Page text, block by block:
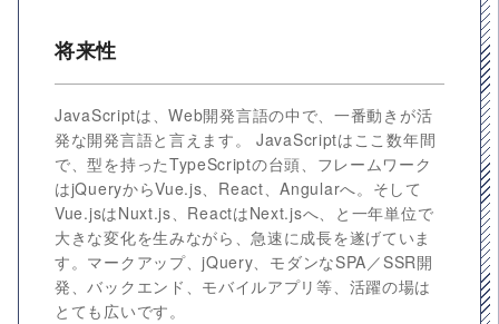
将来性
JavaScriptは、Web開発言語の中で、一番動きが活
発な開発言語と言えます。 JavaScriptはここ数年間
で、型を持ったTypeScriptの台頭、フレームワーク
はjQueryからVue.js、React、Angularへ。そして
Vue.jsはNuxt.js、ReactはNext.jsへ、と一年単位で
大きな変化を生みながら、急速に成長を遂げていま
す。マークアップ、jQuery、モダンなSPA／SSR開
発、バックエンド、モバイルアプリ等、活躍の場は
とても広いです。